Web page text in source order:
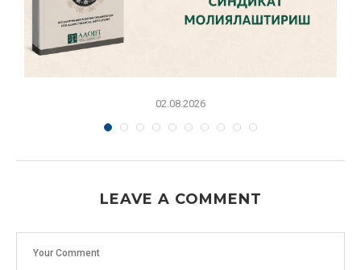
02.08.2026
LEAVE A COMMENT